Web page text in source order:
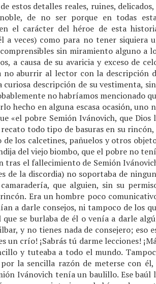
estos detalles reales, ruines, delicados,
de no ser porque en todas
el carácter del héroe de esta
a veces) como para no tener siquiera
sin miramiento alguno a
a causa de su avaricia y exceso de
no aburrir al lector con la descripción
descripción de su vestimenta,
no habríamos mencionado
hecho en alguna escasa ocasión, uno
«el pobre Semión Ivánovich, que Dios
todo tipo de basuras en su rincón,
los calcetines, pañuelos y otros
del viejo biombo, que el pobre no
tras el fallecimiento de Semión
de la discordia) no soportaba de
que alguien, sin su
Era un hombre poco
a darle consejos, ni tampoco de los
se burlaba de él o venía a darle
y no tienes nada de consejero; eso
crío! ¡Sabrás tú darme lecciones!
y tuteaba a todo el mundo.
la sencilla razón de meterse con él,
Ivánovich tenía un baulillo. Ese baúl